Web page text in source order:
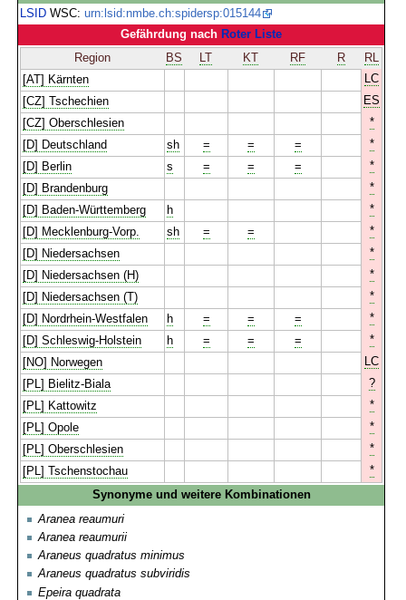
LSID WSC:urn:lsid:nmbe.ch:spidersp:015144
Gefährdung nach Roter Liste
Region
BS LT KT RF R
RL
[AT] Kärnten
LC
[CZ] Tschechien
ES
[CZ] Oberschlesien
*
[D] Deutschland
sh = = =
*
[D] Berlin
s = = =
*
[D] Brandenburg
*
[D] Baden-Württemberg
h
*
[D] Mecklenburg-Vorp.
sh = =
*
[D] Niedersachsen
*
[D] Niedersachsen (H)
*
[D] Niedersachsen (T)
*
[D] Nordrhein-Westfalen
h = = =
*
[D] Schleswig-Holstein
h = = =
*
[NO] Norwegen
LC
[PL] Bielitz-Biala
?
[PL] Kattowitz
*
[PL] Opole
*
[PL] Oberschlesien
*
[PL] Tschenstochau
*
Synonyme und weitere Kombinationen
Aranea reaumuri
Aranea reaumurii
Araneus quadratus minimus
Araneus quadratus subviridis
Epeira quadrata